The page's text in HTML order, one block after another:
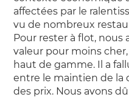
affectées par le
vu de nombreux
Pour rester à flot, nous
valeur pour moins
haut de gamme. Il a
entre le maintien de
des prix. Nous avons